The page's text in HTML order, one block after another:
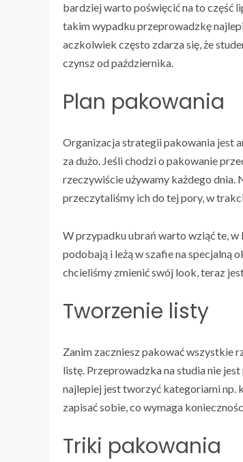
bardziej warto poświęcić na to część
takim wypadku przeprowadzkę
aczkolwiek często zdarza się, że
czynsz od października.
Plan pakowania
Organizacja strategii pakowania jest
za dużo. Jeśli chodzi o pakowanie
rzeczywiście używamy każdego dnia.
przeczytaliśmy ich do tej pory, w
W przypadku ubrań warto wziąć te, w
podobają i leżą w szafie na specjalną
chcieliśmy zmienić swój look, teraz
Tworzenie listy
Zanim zaczniesz pakować wszystkie
listę. Przeprowadzka na studia nie
najlepiej jest tworzyć kategoriami np.
zapisać sobie, co wymaga
Triki pakowania